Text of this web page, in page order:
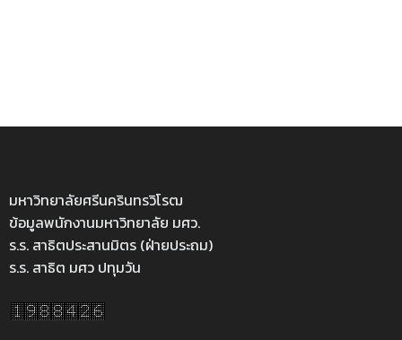
มหาวิทยาลัยศรีนครินทรวิโรฒ
ข้อมูลพนักงานมหาวิทยาลัย มศว.
ร.ร. สาธิตประสานมิตร (ฝ่ายประถม)
ร.ร. สาธิต มศว ปทุมวัน